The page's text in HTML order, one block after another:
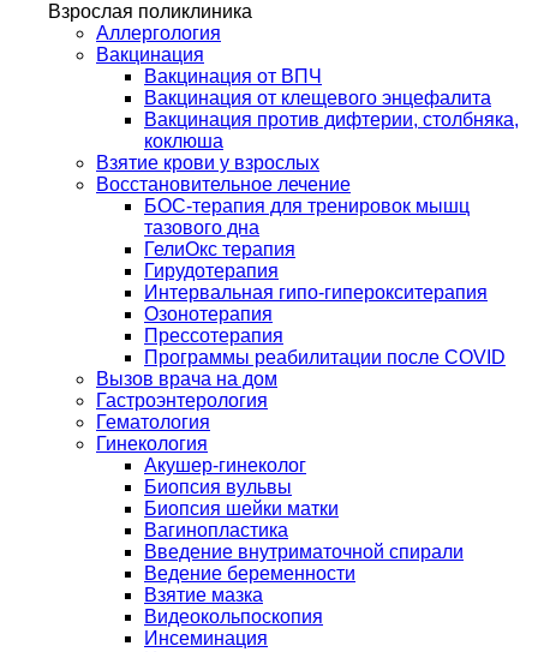
Взрослая поликлиника
Аллергология
Вакцинация
Вакцинация от ВПЧ
Вакцинация от клещевого энцефалита
Вакцинация против дифтерии, столбняка,
коклюша
Взятие крови у взрослых
Восстановительное лечение
БОС-терапия для тренировок мышц
тазового дна
ГелиОкс терапия
Гирудотерапия
Интервальная гипо-гиперокситерапия
Озонотерапия
Прессотерапия
Программы реабилитации после СOVID
Вызов врача на дом
Гастроэнтерология
Гематология
Гинекология
Акушер-гинеколог
Биопсия вульвы
Биопсия шейки матки
Вагинопластика
Введение внутриматочной спирали
Ведение беременности
Взятие мазка
Видеокольпоскопия
Инсеминация